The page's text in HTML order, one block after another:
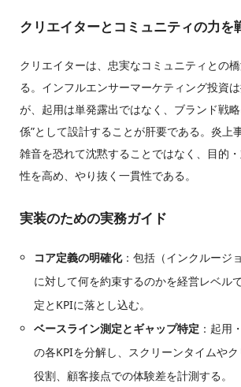
クリエイターとコミュニティの力を
クリエイターは、忠実なコミュニティとの
る。インフルエンサーマーケティング投資
が、起用は単発露出ではなく、ブランド戦
係”として設計することが肝要である。炎上
雑音を恐れて沈黙することではなく、目的
性を高め、やり抜く一貫性である。
実装のための実務ガイド
コア定義の明確化：包括（インクルージ
に対して何を約束するのかを経営レベル
定とKPIに落とし込む。
ベースライン測定とギャップ特定 ：起用
の各KPIを分解し、スクリーンタイムや
役割、顧客接点での体験差を計測する。